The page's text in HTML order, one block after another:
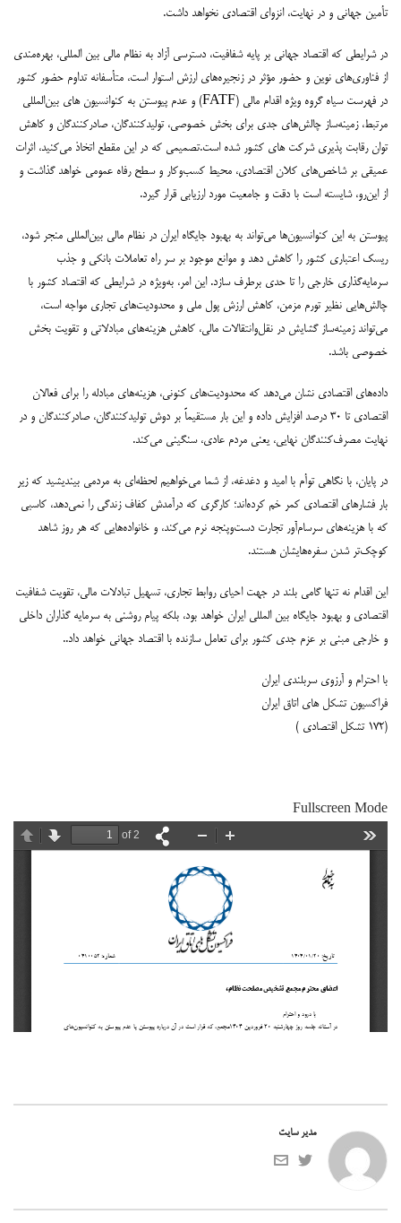
تأمین جهانی و در نهایت، انزوای اقتصادی نخواهد داشت.
در شرایطی که اقتصاد جهانی بر پایه شفافیت، دسترسی آزاد به نظام مالی بین المللی، بهره‌مندی
از فناوری‌های نوین و حضور مؤثر در زنجیره‌های ارزش استوار است، متأسفانه تداوم حضور کشور
در فهرست سیاه گروه ویژه اقدام مالی (FATF) و عدم پیوستن به کنوانسیون های بین‌المللی
مرتبط، زمینه‌ساز چالش‌های جدی برای بخش خصوصی، تولیدکنندگان، صادرکنندگان و کاهش
توان رقابت پذیری شرکت های کشور شده است.تصمیمی که در این مقطع اتخاذ می‌کنید، اثرات
عمیقی بر شاخص‌های کلان اقتصادی، محیط کسب‌وکار و سطح رفاه عمومی خواهد گذاشت و
از این‌رو، شایسته است با دقت و جامعیت مورد ارزیابی قرار گیرد.
پیوستن به این کنوانسیون‌ها می‌تواند به بهبود جایگاه ایران در نظام مالی بین‌المللی منجر شود،
ریسک اعتباری کشور را کاهش دهد و موانع موجود بر سر راه تعاملات بانکی و جذب
سرمایه‌گذاری خارجی را تا حدی برطرف سازد. این امر، به‌ویژه در شرایطی که اقتصاد کشور با
چالش‌هایی نظیر تورم مزمن، کاهش ارزش پول ملی و محدودیت‌های تجاری مواجه است،
می‌تواند زمینه‌ساز گشایش در نقل‌وانتقالات مالی، کاهش هزینه‌های مبادلاتی و تقویت بخش
خصوصی باشد.
داده‌های اقتصادی نشان می‌دهد که محدودیت‌های کنونی، هزینه‌های مبادله را برای فعالان
اقتصادی تا ۳۰ درصد افزایش داده و این بار مستقیماً بر دوش تولیدکنندگان، صادرکنندگان و در
نهایت مصرف‌کنندگان نهایی، یعنی مردم عادی، سنگینی می‌کند.
در پایان، با نگاهی توأم با امید و دغدغه، از شما می‌خواهیم لحظه‌ای به مردمی بیندیشید که زیر
بار فشارهای اقتصادی کمر خم کرده‌اند؛ کارگری که درآمدش کفاف زندگی را نمی‌دهد، کاسبی
که با هزینه‌های سرسام‌آور تجارت دست‌وپنجه نرم می‌کند، و خانواده‌هایی که هر روز شاهد
کوچک‌تر شدن سفره‌هایشان هستند.
این اقدام نه تنها گامی بلند در جهت احیای روابط تجاری، تسهیل تبادلات مالی، تقویت شفافیت
اقتصادی و بهبود جایگاه بین المللی ایران خواهد بود، بلکه پیام روشنی به سرمایه گذاران داخلی
و خارجی مبنی بر عزم جدی کشور برای تعامل سازنده با اقتصاد جهانی خواهد داد..
با احترام و آرزوی سربلندی ایران
فراکسیون تشکل های اتاق ایران
(۱۷۲ تشکل اقتصادی )
Fullscreen Mode
مدیر سایت